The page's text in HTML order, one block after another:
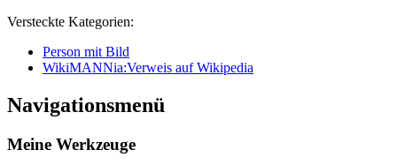
Versteckte Kategorien:
Person mit Bild
WikiMANNia:Verweis auf Wikipedia
Navigationsmenü
Meine Werkzeuge